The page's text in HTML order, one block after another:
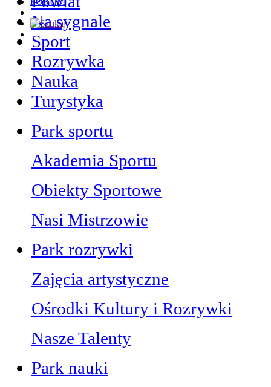
Na sygnale
Sport
Rozrywka
Nauka
Turystyka
Park sportu
Akademia Sportu
Obiekty Sportowe
Nasi Mistrzowie
Park rozrywki
Zajęcia artystyczne
Ośrodki Kultury i Rozrywki
Nasze Talenty
Park nauki